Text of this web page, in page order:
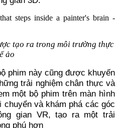
tạo ra trong môi trường thực
ảo
phim này cũng được khuyến
trải nghiệm chân thực và
một bộ phim trên màn hình
và khám phá các góc
gian VR, tạo ra một trải
phú hơn